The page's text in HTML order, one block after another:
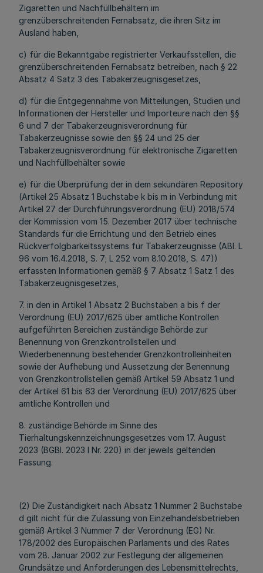
Zigaretten und Nachfüllbehältern im
grenzüberschreitenden Fernabsatz, die ihren Sitz im
Ausland haben,
c) für die Bekanntgabe registrierter Verkaufsstellen, die
grenzüberschreitenden Fernabsatz betreiben, nach § 22
Absatz 4 Satz 3 des Tabakerzeugnisgesetzes,
d) für die Entgegennahme von Mitteilungen, Studien und
Informationen der Hersteller und Importeure nach den §§
6 und 7 der Tabakerzeugnisverordnung für
Tabakerzeugnisse sowie den §§ 24 und 25 der
Tabakerzeugnisverordnung für elektronische Zigaretten
und Nachfüllbehälter sowie
e) für die Überprüfung der in dem sekundären Repository
(Artikel 25 Absatz 1 Buchstabe k bis m in Verbindung mit
Artikel 27 der Durchführungsverordnung (EU) 2018/574
der Kommission vom 15. Dezember 2017 über technische
Standards für die Errichtung und den Betrieb eines
Rückverfolgbarkeitssystems für Tabakerzeugnisse (ABl. L
96 vom 16.4.2018, S. 7; L 252 vom 8.10.2018, S. 47))
erfassten Informationen gemäß § 7 Absatz 1 Satz 1 des
Tabakerzeugnisgesetzes,
7. in den in Artikel 1 Absatz 2 Buchstaben a bis f der
Verordnung (EU) 2017/625 über amtliche Kontrollen
aufgeführten Bereichen zuständige Behörde zur
Benennung von Grenzkontrollstellen und
Wiederbenennung bestehender Grenzkontrolleinheiten
sowie der Aufhebung und Aussetzung der Benennung
von Grenzkontrollstellen gemäß Artikel 59 Absatz 1 und
der Artikel 61 bis 63 der Verordnung (EU) 2017/625 über
amtliche Kontrollen und
8. zuständige Behörde im Sinne des
Tierhaltungskennzeichnungsgesetzes vom 17. August
2023 (BGBl. 2023 I Nr. 220) in der jeweils geltenden
Fassung.
(2) Die Zuständigkeit nach Absatz 1 Nummer 2 Buchstabe
d gilt nicht für die Zulassung von Einzelhandelsbetrieben
gemäß Artikel 3 Nummer 7 der Verordnung (EG) Nr.
178/2002 des Europäischen Parlaments und des Rates
vom 28. Januar 2002 zur Festlegung der allgemeinen
Grundsätze und Anforderungen des Lebensmittelrechts,